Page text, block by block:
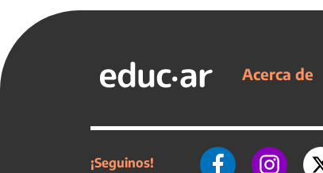
Acerca de
¡Seguinos!